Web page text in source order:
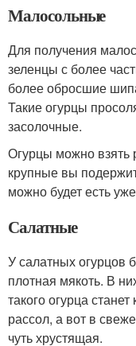
Малосольные
Для получения
зеленцы с более
более обросшие
Такие огурцы
засолочные.
Огурцы можно взять
крупные вы
можно будет есть
Салатные
У салатных огурцов
плотная мякоть. В
такого огурца
рассол, а вот в
чуть хрустящая.